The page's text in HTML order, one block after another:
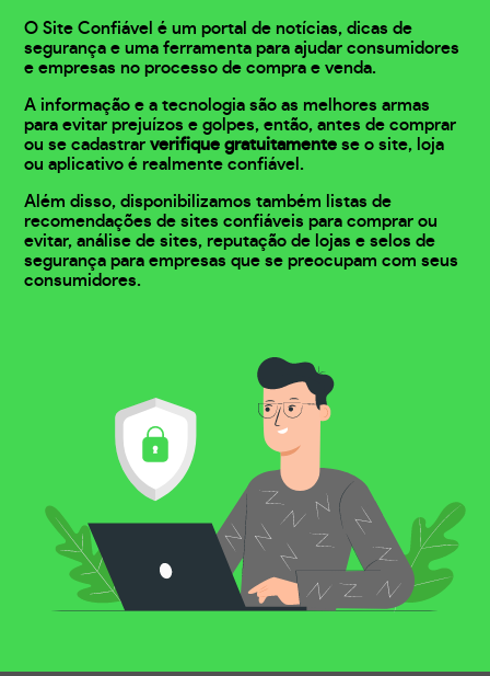
O Site Confiável é um portal de notícias, dicas de
segurança e uma ferramenta para ajudar consumidores
e empresas no processo de compra e venda.
A informação e a tecnologia são as melhores armas
para evitar prejuízos e golpes, então, antes de comprar
ou se cadastrarverifique gratuitamente se o site, loja
ou aplicativo é realmente confiável.
Além disso, disponibilizamos também listas de
recomendações de sites confiáveis para comprar ou
evitar, análise de sites, reputação de lojas e selos de
segurança para empresas que se preocupam com seus
consumidores.